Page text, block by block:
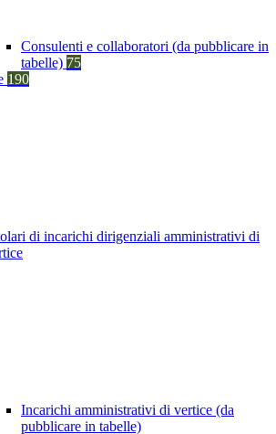
Consulenti e collaboratori (da pubblicare in
tabelle) 75
190
di incarichi dirigenziali amministrativi di
Incarichi amministrativi di vertice (da
pubblicare in tabelle)